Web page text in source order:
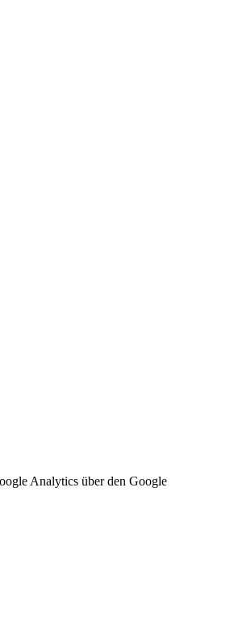
Analytics über den Google